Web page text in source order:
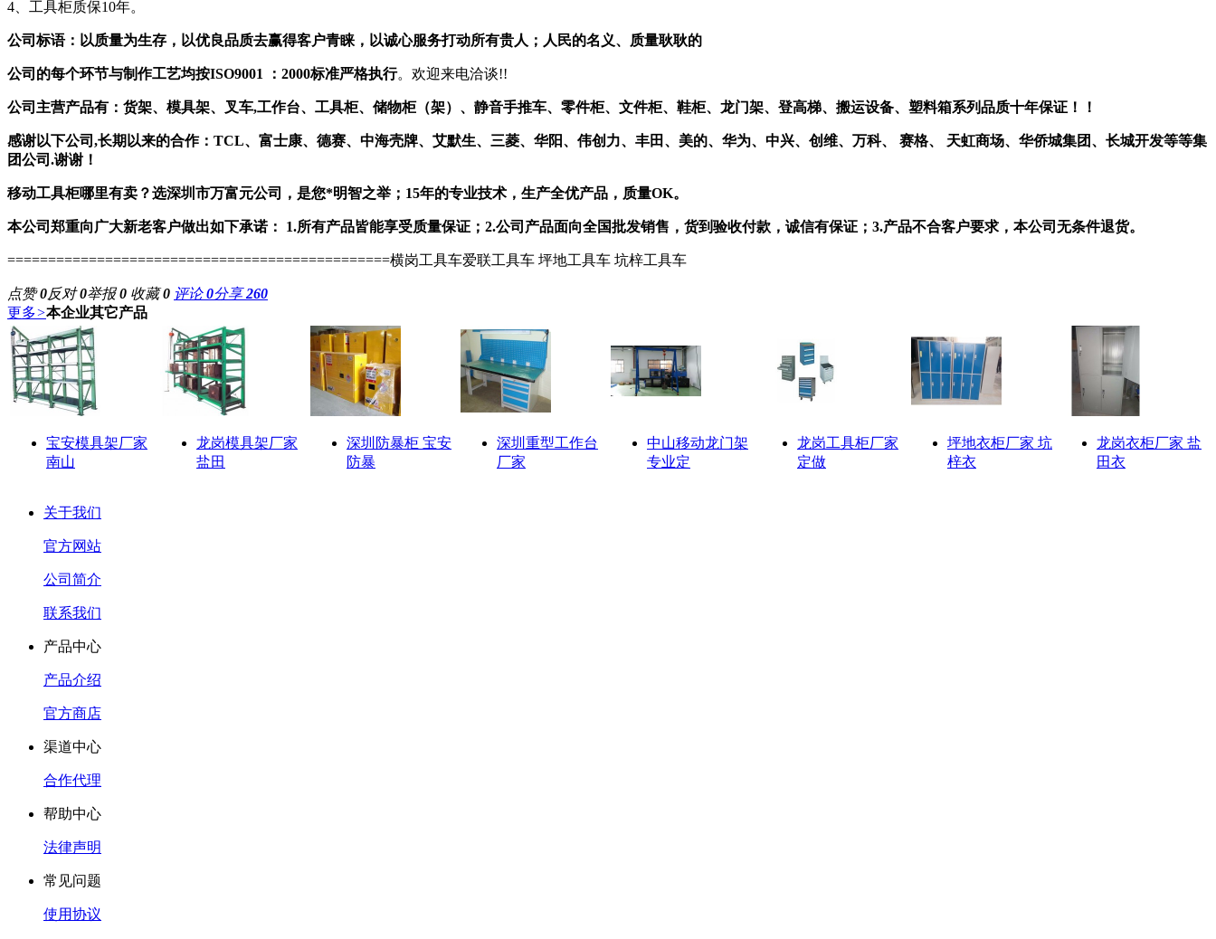
4、工具柜质保10年。
公司标语：以质量为生存，以优良品质去赢得客户青睐，以诚心服务打动所有贵人；人民的名义、质量耿耿的
公司的每个环节与制作工艺均按ISO9001 ：2000标准严格执行。欢迎来电洽谈!!
公司主营产品有：货架、模具架、叉车,工作台、工具柜、储物柜（架）、静音手推车、零件柜、文件柜、鞋柜、龙门架、登高梯、搬运设备、塑料箱系列品质十年保证！！
感谢以下公司 ,长期以来的合作： TCL、富士康、德赛、中海壳牌、艾默生、三菱、华阳、伟创力、丰田、美的、华为、中兴、创维、万科、 赛格、
天虹商场、华侨城集团、长城开发等等集
团公司 .谢谢！
移动工具柜哪里有卖？选深圳市万富元公司，是您*明智之举； 15年的专业技术，生产全优产品，质量OK。
本公司郑重向广大新老客户做出如下承诺： 1.所有产品皆能享受质量保证； 2.公司产品面向全国批发销售，货到验收付款，诚信有保证； 3.产品不合客户要求，本公司无条件退货。
===============================================横岗工具车爱联工具车 坪地工具车 坑梓工具车
点赞0反对0举报0 收藏0 评论0分享260
更多>本企业其它产品
宝安模具架厂家
南山
龙岗模具架厂家
盐田
深圳防暴柜 宝安
防暴
深圳重型工作台
厂家
中山移动龙门架
专业定
龙岗工具柜厂家
定做
坪地衣柜厂家 坑
梓衣
龙岗衣柜厂家 盐
田衣
关于我们
官方网站
公司简介
联系我们
产品中心
产品介绍
官方商店
渠道中心
合作代理
帮助中心
法律声明
常见问题
使用协议